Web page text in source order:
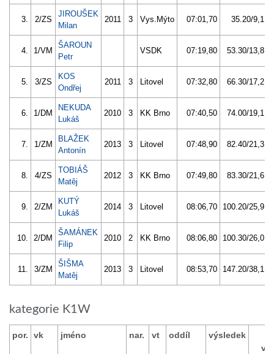
3. 2/ZS
JIROUŠEK
Milan
2011 3 Vys.Mýto 07:01,70 35.20/9,1
4. 1/VM
ŠAROUN
Petr
VSDK 07:19,80 53.30/13,8
5. 3/ZS
KOS
Ondřej
2011 3 Litovel 07:32,80 66.30/17,2
6. 1/DM
NEKUDA
Lukáš
2010 3 KK Brno 07:40,50 74.00/19,1
7. 1/ZM
BLAŽEK
Antonín
2013 3 Litovel 07:48,90 82.40/21,3
8. 4/ZS
TOBIÁŠ
Matěj
2012 3 KK Brno 07:49,80 83.30/21,6
9. 2/ZM
KUTÝ
Lukáš
2014 3 Litovel 08:06,70 100.20/25,9
10. 2/DM
ŠAMÁNEK
Filip
2010 2 KK Brno 08:06,80 100.30/26,0
11. 3/ZM
ŠIŠMA
Matěj
2013 3 Litovel 08:53,70 147.20/38,1
kategorie K1W
por. vk jméno nar. vt oddíl
výsledek